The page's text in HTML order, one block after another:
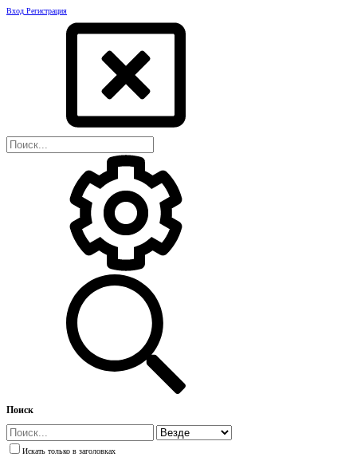
Вход Регистрация
Поиск
Искать только в заголовках